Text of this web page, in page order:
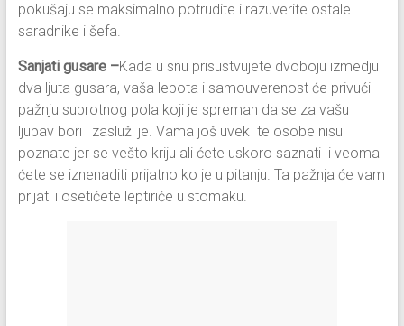
pokušaju se maksimalno potrudite i razuverite ostale
saradnike i šefa.
Sanjati gusare –Kada u snu prisustvujete dvoboju izmedju
dva ljuta gusara, vaša lepota i samouverenost će privući
pažnju suprotnog pola koji je spreman da se za vašu
ljubav bori i zasluži je. Vama još uvek te osobe nisu
poznate jer se vešto kriju ali ćete uskoro saznati i veoma
ćete se iznenaditi prijatno ko je u pitanju. Ta pažnja će vam
prijati i osetićete leptiriće u stomaku.